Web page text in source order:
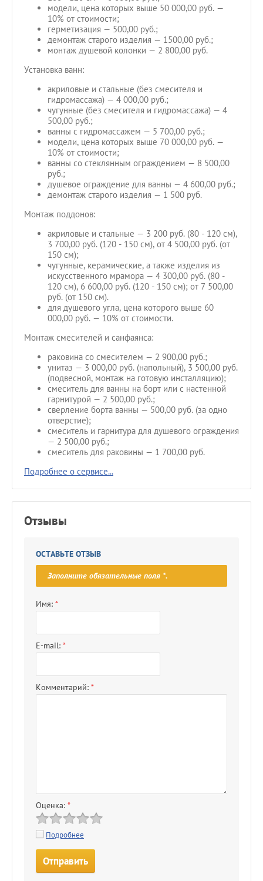
модели, цена которых выше 50 000,00 руб. —
10% от стоимости;
герметизация — 500,00 руб.;
демонтаж старого изделия — 1500,00 руб.;
монтаж душевой колонки — 2 800,00 руб.
Установка ванн:
акриловые и стальные (без смесителя и
гидромассажа) — 4 000,00 руб.;
чугунные (без смесителя и гидромассажа) — 4
500,00 руб.;
ванны с гидромассажем — 5 700,00 руб.;
модели, цена которых выше 70 000,00 руб. —
10% от стоимости;
ванны со стеклянным ограждением — 8 500,00
руб.;
душевое ограждение для ванны — 4 600,00 руб.;
демонтаж старого изделия — 1 500 руб.
Монтаж поддонов:
акриловые и стальные — 3 200 руб. (80 - 120 см),
3 700,00 руб. (120 - 150 см), от 4 500,00 руб. (от
150 см);
чугунные, керамические, а также изделия из
искусственного мрамора — 4 300,00 руб. (80 -
120 см), 6 600,00 руб. (120 - 150 см); от 7 500,00
руб. (от 150 см).
для душевого угла, цена которого выше 60
000,00 руб. — 10% от стоимости.
Монтаж смесителей и санфаянса:
раковина со смесителем — 2 900,00 руб.;
унитаз — 3 000,00 руб. (напольный), 3 500,00 руб.
(подвесной, монтаж на готовую инсталляцию);
смеситель для ванны на борт или с настенной
гарнитурой — 2 500,00 руб.;
сверление борта ванны — 500,00 руб. (за одно
отверстие);
смеситель и гарнитура для душевого ограждения
— 2 500,00 руб.;
смеситель для раковины — 1 700,00 руб.
Подробнее о сервисе...
Отзывы
ОСТАВЬТЕ ОТЗЫВ
Заполните обязательные поля *.
Имя: *
E-mail: *
Комментарий: *
Оценка: *
Подробнее